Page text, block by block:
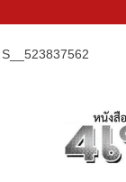
S__523837562